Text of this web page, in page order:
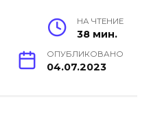
НА ЧТЕНИЕ
38 мин.
ОПУБЛИКОВАНО
04.07.2023